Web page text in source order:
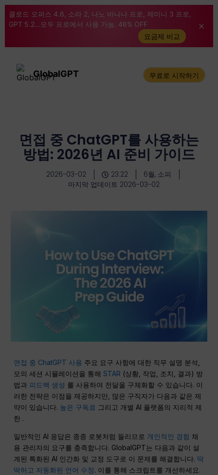
클로드 오퍼스 4.6, 소라 2, 나노 바나나 프로, 제미니 3 프로,
GPT 5.2...모두 프로에서 사용 가능. 46% OFF
요금제 비교
GlobalGPT 무료로 시작하기
면접 중 ChatGPT를 사용하는
방법: 2026년 AI 준비 가이드
2026-03-02 23:22
6월, 소피
마지막 업데이트 2026-03-02
면접 중 ChatGPT 사용 주요 요구 사항에 대한 직무 설명 분석,
모의 세션 시뮬레이션을 통해STAR (상황, 작업, 조치, 결과) 방
법과 피드백 생성 를 사용하여 전달을 구체화할 수 있습니다. 이
러한 전략은 이점을 제공하지만, 많은 구직자가 다음과 같은 제
약이 있습니다. 높은 구독료 그리고 개별 AI 플랫폼의 지리적 제
한 .
일반적인 AI 응답은 종종 로봇처럼 들리므로 개인적인 경험 채
용 관리자의 요구를 충족합니다. GlobalGPT는 다음과 같이 설
계된 특화된 AI 인간화 및 교정 도구로 이 문제를 해결합니다. 딱
딱하고 자동화된 언어 수정. 이를 통해 스크립트를 개선하세요.